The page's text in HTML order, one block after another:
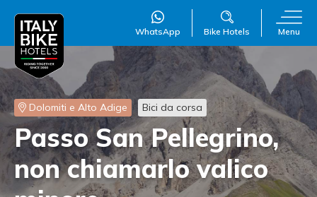
Menu
Bike Hotels
WhatsApp
Dolomiti e Alto Adige Bici da corsa
Passo San Pellegrino,
non chiamarlo valico
WillAI
Online ×